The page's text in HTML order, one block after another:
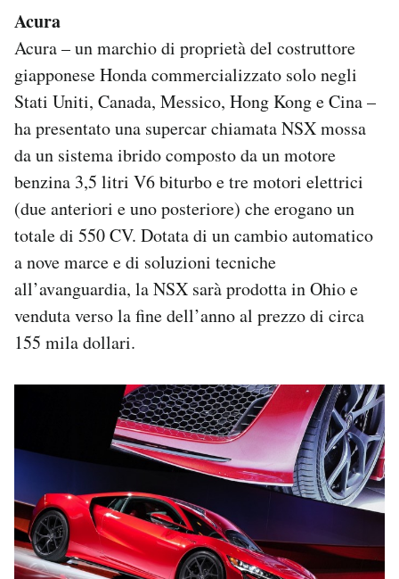
Acura
Acura – un marchio di proprietà del costruttore
giapponese Honda commercializzato solo negli
Stati Uniti, Canada, Messico, Hong Kong e Cina –
ha presentato una supercar chiamata NSX mossa
da un sistema ibrido composto da un motore
benzina 3,5 litri V6 biturbo e tre motori elettrici
(due anteriori e uno posteriore) che erogano un
totale di 550 CV. Dotata di un cambio automatico
a nove marce e di soluzioni tecniche
all’avanguardia, la NSX sarà prodotta in Ohio e
venduta verso la fine dell’anno al prezzo di circa
155 mila dollari.